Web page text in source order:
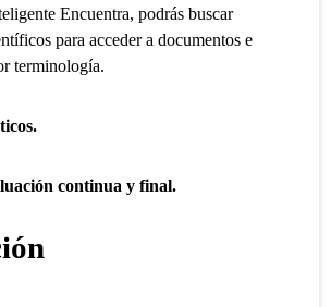
Encuentra, podrás buscar
para acceder a documentos e
terminología.
continua y final.